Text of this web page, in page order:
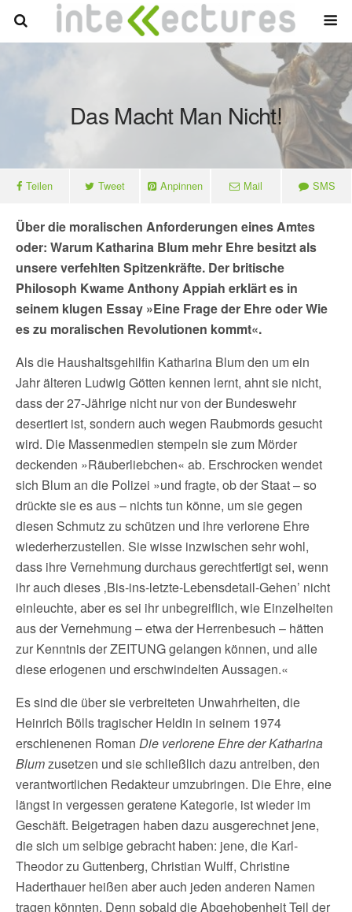
Das Macht Man Nicht!
Teilen Tweet Anpinnen Mail SMS
Über die moralischen Anforderungen eines Amtes
oder: Warum Katharina Blum mehr Ehre besitzt als
unsere verfehlten Spitzenkräfte. Der britische
Philosoph Kwame Anthony Appiah erklärt es in
seinem klugen Essay »Eine Frage der Ehre oder Wie
es zu moralischen Revolutionen kommt«.
Als die Haushaltsgehilfin Katharina Blum den um ein
Jahr älteren Ludwig Götten kennen lernt, ahnt sie nicht,
dass der 27-Jährige nicht nur von der Bundeswehr
desertiert ist, sondern auch wegen Raubmords gesucht
wird. Die Massenmedien stempeln sie zum Mörder
deckenden »Räuberliebchen« ab. Erschrocken wendet
sich Blum an die Polizei »und fragte, ob der Staat – so
drückte sie es aus – nichts tun könne, um sie gegen
diesen Schmutz zu schützen und ihre verlorene Ehre
wiederherzustellen. Sie wisse inzwischen sehr wohl,
dass ihre Vernehmung durchaus gerechtfertigt sei, wenn
ihr auch dieses ‚Bis-ins-letzte-Lebensdetail-Gehen’ nicht
einleuchte, aber es sei ihr unbegreiflich, wie Einzelheiten
aus der Vernehmung – etwa der Herrenbesuch – hätten
zur Kenntnis der ZEITUNG gelangen können, und alle
diese erlogenen und erschwindelten Aussagen.«
Es sind die über sie verbreiteten Unwahrheiten, die
Heinrich Bölls tragischer Heldin in seinem 1974
erschienenen Roman Die verlorene Ehre der Katharina
Blumzusetzen und sie schließlich dazu antreiben, den
verantwortlichen Redakteur umzubringen. Die Ehre, eine
längst in vergessen geratene Kategorie, ist wieder im
Geschäft. Beigetragen haben dazu ausgerechnet jene,
die sich um selbige gebracht haben: jene, die Karl-
Theodor zu Guttenberg, Christian Wulff, Christine
Haderthauer heißen aber auch jeden anderen Namen
tragen könnten. Denn sobald die Abgehobenheit Teil der